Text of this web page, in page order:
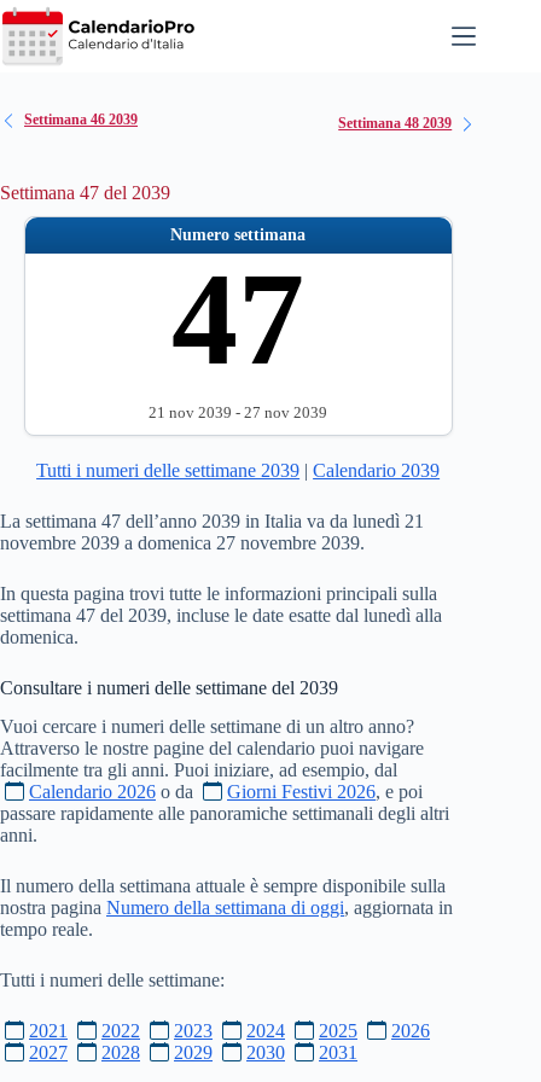
Salta
al
contenuto
Settimana 46 2039 Settimana 48 2039
Settimana 47 del 2039
Numero settimana
47
21 nov 2039 - 27 nov 2039
Tutti i numeri delle settimane 2039 |Calendario 2039
La settimana 47 dell’anno 2039 in Italia va da lunedì 21
novembre 2039 a domenica 27 novembre 2039.
In questa pagina trovi tutte le informazioni principali sulla
settimana 47 del 2039, incluse le date esatte dal lunedì alla
domenica.
Consultare i numeri delle settimane del 2039
Vuoi cercare i numeri delle settimane di un altro anno?
Attraverso le nostre pagine del calendario puoi navigare
facilmente tra gli anni. Puoi iniziare, ad esempio, dal
Calendario 2026 o da Giorni Festivi 2026, e poi
passare rapidamente alle panoramiche settimanali degli altri
anni.
Il numero della settimana attuale è sempre disponibile sulla
nostra pagina Numero della settimana di oggi, aggiornata in
tempo reale.
Tutti i numeri delle settimane:
2021 2022 2023 2024 2025
2026
2027
2028 2029 2030 2031